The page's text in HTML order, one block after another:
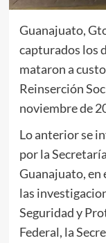
Guanajuato,
capturados los
mataron a
Reinserción
noviembre de
Lo anterior se
por la
Guanajuato, en
las
Seguridad y
Federal, la